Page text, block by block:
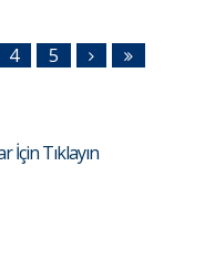
4 5
İçin Tıklayın